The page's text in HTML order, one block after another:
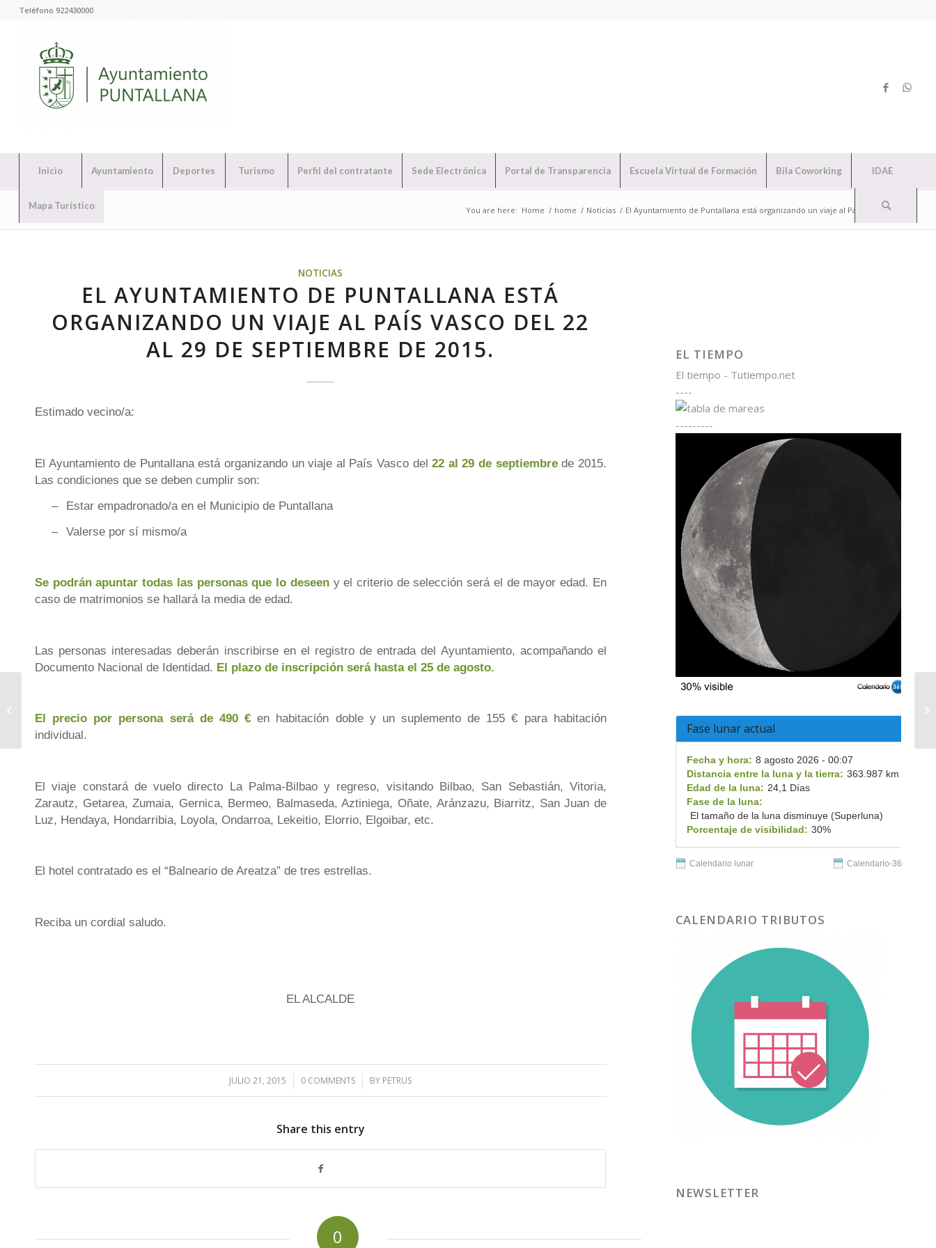
Teléfono 922430000
Inicio Ayuntamiento Deportes Turismo Perfil del contratante Sede Electrónica Portal de Transparencia Escuela Virtual de Formación Bila Coworking IDAE
Mapa Turístico You are here: Home / home / Noticias / El Ayuntamiento de Puntallana está organizando un viaje al País Vasco d...
NOTICIAS
EL AYUNTAMIENTO DE PUNTALLANA ESTÁ
ORGANIZANDO UN VIAJE AL PAÍS VASCO DEL 22
AL 29 DE SEPTIEMBRE DE 2015.
Estimado vecino/a:
El Ayuntamiento de Puntallana está organizando un viaje al País Vasco del22 al 29 de septiembrede 2015.
Las condiciones que se deben cumplir son:
–
Estar empadronado/a en el Municipio de Puntallana
– Valerse por sí mismo/a
Se podrán apuntar todas las personas que lo deseeny el criterio de selección será el de mayor edad. En
caso de matrimonios se hallará la media de edad.
Las personas interesadas deberán inscribirse en el registro de entrada del Ayuntamiento, acompañando el
Documento Nacional de Identidad. El plazo de inscripción será hasta el 25 de agosto.
El precio por persona será de 490 € en habitación doble y un suplemento de 155 € para habitación
individual.
El viaje constará de vuelo directo La Palma-Bilbao y regreso, visitando Bilbao, San Sebastián, Vitoria,
Zarautz, Getarea, Zumaia, Gernica, Bermeo, Balmaseda, Aztiniega, Oñate, Aránzazu, Biarritz, San Juan de
Luz, Hendaya, Hondarribia, Loyola, Ondarroa, Lekeitio, Elorrio, Elgoibar, etc.
El hotel contratado es el “Balneario de Areatza” de tres estrellas.
Reciba un cordial saludo.
EL ALCALDE
JULIO 21, 2015
/ 0 COMMENTS
/ BY PETRUS
Share this entry
0
EL TIEMPO
El tiempo - Tutiempo.net
----
---------
Fase lunar actual
Fecha y hora: 8 agosto 2026 - 00:07
Distancia entre la luna y la tierra: 363.987 km
Edad de la luna: 24,1 Días
Fase de la luna:
El tamaño de la luna disminuye (Superluna)
Porcentaje de visibilidad: 30%
Calendario lunar Calendario-365.es
CALENDARIO TRIBUTOS
NEWSLETTER
Djupdykning i Säkerhet...